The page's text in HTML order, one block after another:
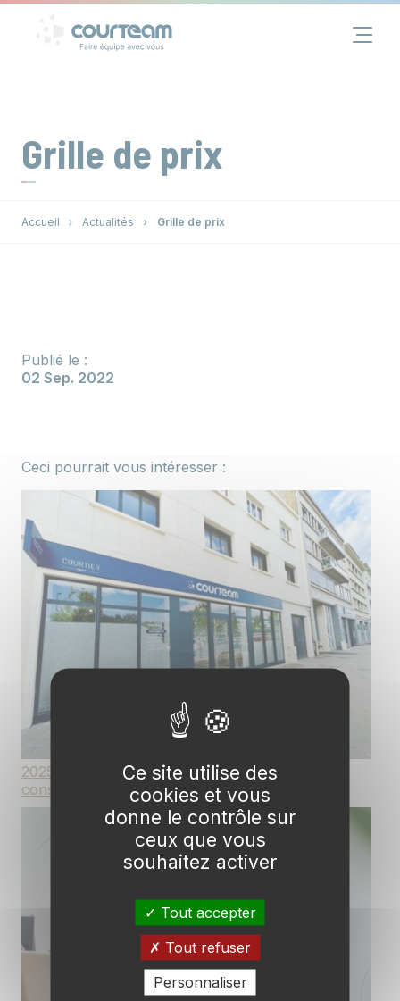
Groupe
Grille de prix
Accueil Actualités Grille de prix
Publié le :
02 Sep. 2022
Ceci pourrait vous intéresser :
2025 : une année de beaux projets et de
consolidation pour Courteam
Panneau de gestion des cookies
Ce site utilise des
cookies et vous
donne le contrôle sur
ceux que vous
souhaitez activer
Tout accepter
Tout refuser
Personnaliser